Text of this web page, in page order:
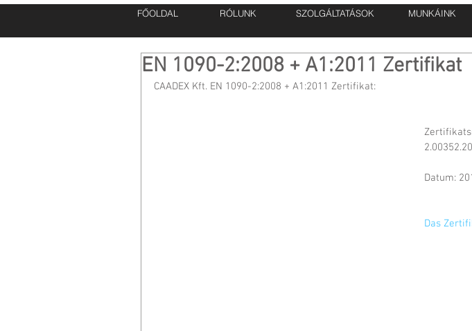
FŐOLDAL RÓLUNK SZOLGÁLTATÁSOK MUNKÁINK
EN 1090-2:2008 + A1:2011 Zertifikat
CAADEX Kft. EN 1090-2:2008 + A1:2011 Zertifikat:
Datum:
Das